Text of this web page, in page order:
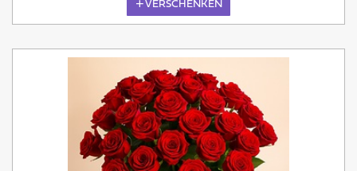
VERSCHENKEN